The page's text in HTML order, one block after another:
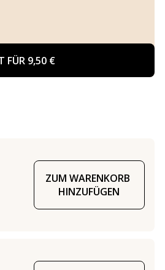
FÜR 9,50 €
ZUM WARENKORB
HINZUFÜGEN